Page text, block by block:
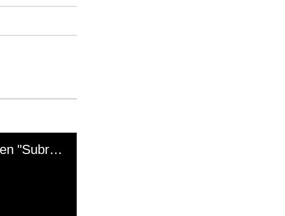
El mal momento de Yanina Gasañol con un hincha argentino en "Subrayado"